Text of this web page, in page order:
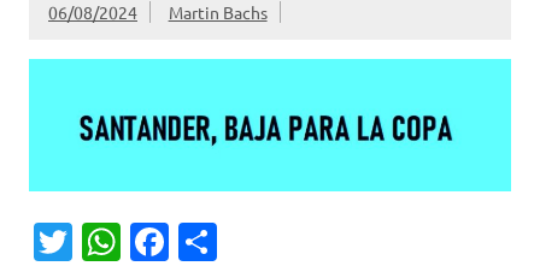
06/08/2024 Martin Bachs
T
W Fa